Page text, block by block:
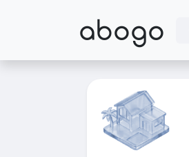
abogo